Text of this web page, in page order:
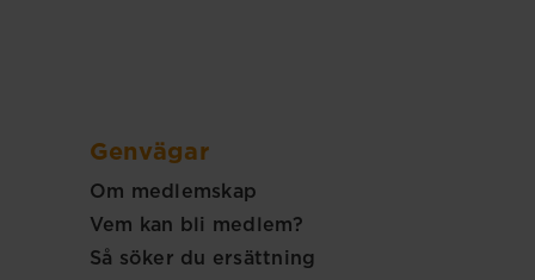
Genvägar
Om medlemskap
Vem kan bli medlem?
Så söker du ersättning